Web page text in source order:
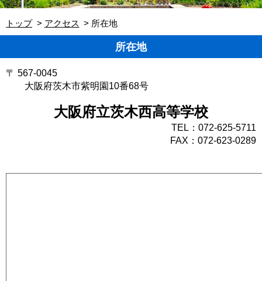
トップ アクセス 所在地
所在地
〒 567-0045
大阪府茨木市紫明園10番68号
大阪府立茨木西高等学校
TEL：072-625-5711
FAX：072-623-0289